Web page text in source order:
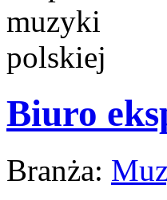
Biuro
Branża: